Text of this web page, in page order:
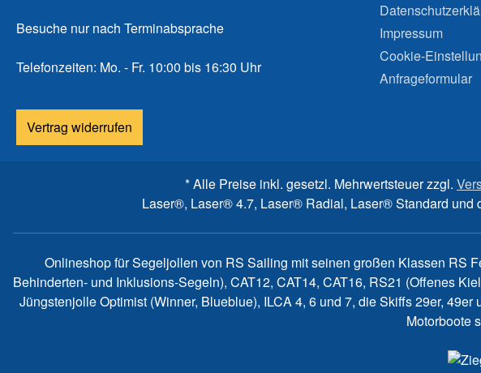
Besuche nur nach Terminabsprache
Telefonzeiten: Mo. - Fr. 10:00 bis 16:30 Uhr
Vertrag widerrufen
Impressum
Cookie-
Anfrageformular
* Alle Preise inkl. gesetzl. Mehrwertsteuer zzgl.
Laser®, Laser® 4.7, Laser® Radial, Laser® Standard und
Onlineshop für Segeljollen von RS Sailing mit seinen großen Klassen RS
Behinderten- und Inklusions-Segeln), CAT12, CAT14, CAT16, RS21 (Offenes
Jüngstenjolle Optimist (Winner, Blueblue), ILCA 4, 6 und 7, die Skiffs 29er,
Motorboote